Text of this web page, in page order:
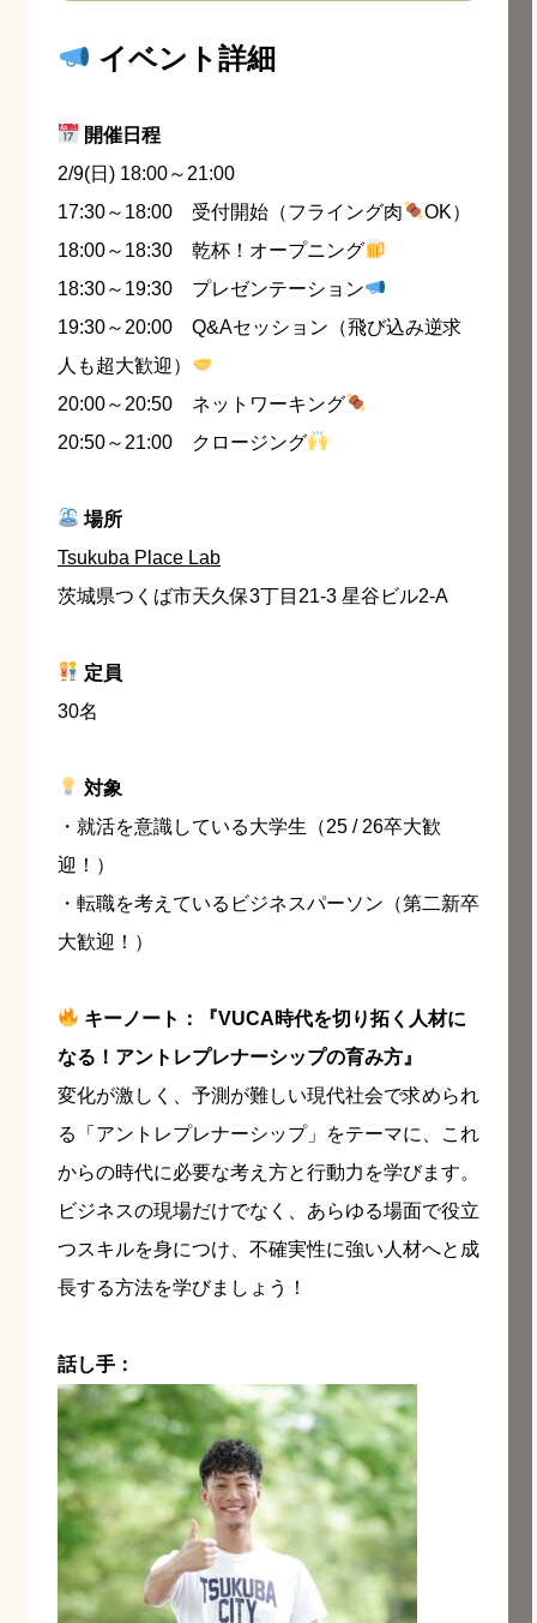
イベント詳細
開催日程
2/9(日) 18:00～21:00
17:30～18:00 受付開始（フライング肉
OK）
18:00～18:30 乾杯！オープニング
18:30～19:30 プレゼンテーション
19:30～20:00 Q&Aセッション（飛び込み逆求
人も超大歓迎）
20:00～20:50 ネットワーキング
20:50～21:00 クロージング
場所
Tsukuba Place Lab
茨城県つくば市天久保3丁目21-3 星谷ビル2-A
定員
30名
対象
・就活を意識している大学生（25 / 26卒大歓
迎！）
・転職を考えているビジネスパーソン（第二新卒
大歓迎！）
キーノート：『VUCA時代を切り拓く人材に
なる！アントレプレナーシップの育み方』
変化が激しく、予測が難しい現代社会で求められ
る「アントレプレナーシップ」をテーマに、これ
からの時代に必要な考え方と行動力を学びます。
ビジネスの現場だけでなく、あらゆる場面で役立
つスキルを身につけ、不確実性に強い人材へと成
長する方法を学びましょう！
話し手：